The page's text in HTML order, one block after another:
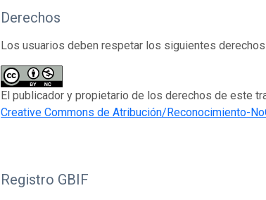
Derechos
Los usuarios deben respetar los siguientes
El publicador y propietario de los derechos de este
Creative Commons de Atribución/Reconocimiento-
Registro GBIF